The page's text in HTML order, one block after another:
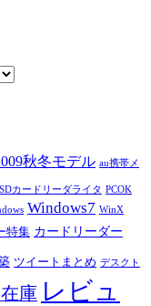
秋冬モデル au携帯メ
カードリーダライタ PCOK
Windows7 WinX
特集 カードリーダー
ツイートまとめ デスクト
庫 レビュ